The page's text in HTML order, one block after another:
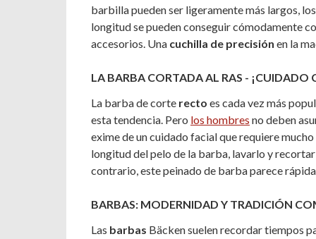
barbilla pueden ser ligeramente más largos,
longitud se pueden conseguir cómodamente
accesorios. Una cuchilla de precisión en la
LA BARBA CORTADA AL RAS - ¡CUIDADO
La barba de corte recto es cada vez más
esta tendencia. Pero los hombres no deben
exime de un cuidado facial que requiere
longitud del pelo de la barba, lavarlo y
contrario, este peinado de barba parece
BARBAS: MODERNIDAD Y TRADICIÓN
Las barbas Bäcken suelen recordar tiempos